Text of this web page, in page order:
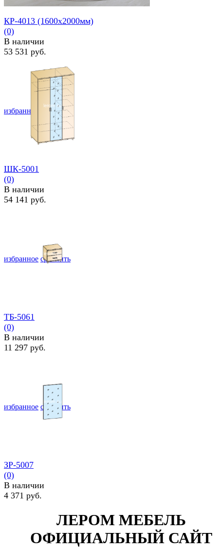
избранное сравнить
КР-4013 (1600х2000мм)
(0)
В наличии
53 531 руб.
избранное сравнить
ШК-5001
(0)
В наличии
54 141 руб.
избранное сравнить
ТБ-5061
(0)
В наличии
11 297 руб.
ЗР-5007
(0)
В наличии
4 371 руб.
ЛЕРОМ МЕБЕЛЬ
ОФИЦИАЛЬНЫЙ САЙТ